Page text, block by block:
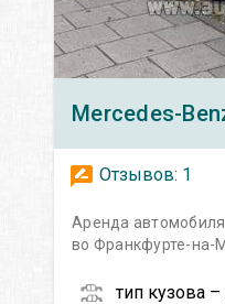
Mercedes-
Отзывов: 1
Аренда
во Франкфурте-на-
тип кузова –